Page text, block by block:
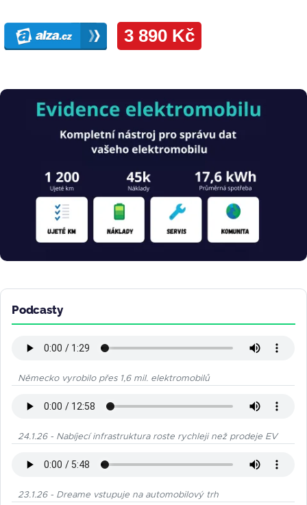
Obrázek
Podcasty
Německo vyrobilo přes 1,6 mil. elektromobilů
24.1.26 - Nabíjecí infrastruktura roste rychleji než prodeje EV
23.1.26 - Dreame vstupuje na automobilový trh